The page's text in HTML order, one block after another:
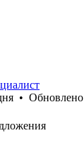
• Обновлено